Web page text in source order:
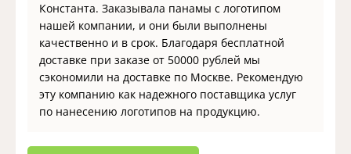
Константа. Заказывала панамы с логотипом
нашей компании, и они были выполнены
качественно и в срок. Благодаря бесплатной
доставке при заказе от 50000 рублей мы
сэкономили на доставке по Москве. Рекомендую
эту компанию как надежного поставщика услуг
по нанесению логотипов на продукцию.